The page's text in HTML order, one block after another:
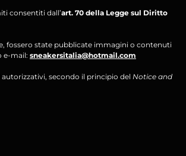
consentiti dall’art. 70 della Legge sul Diritto
fossero state pubblicate immagini o contenuti
e-mail: sneakersitalia@hotmail.com
secondo il principio del Notice and